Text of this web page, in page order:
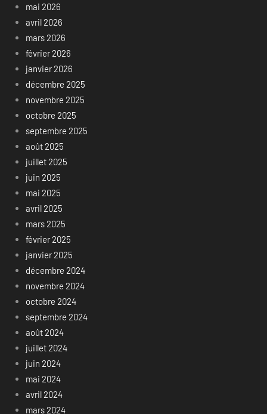
mai 2026
avril 2026
mars 2026
février 2026
janvier 2026
décembre 2025
novembre 2025
octobre 2025
septembre 2025
août 2025
juillet 2025
juin 2025
mai 2025
avril 2025
mars 2025
février 2025
janvier 2025
décembre 2024
novembre 2024
octobre 2024
septembre 2024
août 2024
juillet 2024
juin 2024
mai 2024
avril 2024
mars 2024